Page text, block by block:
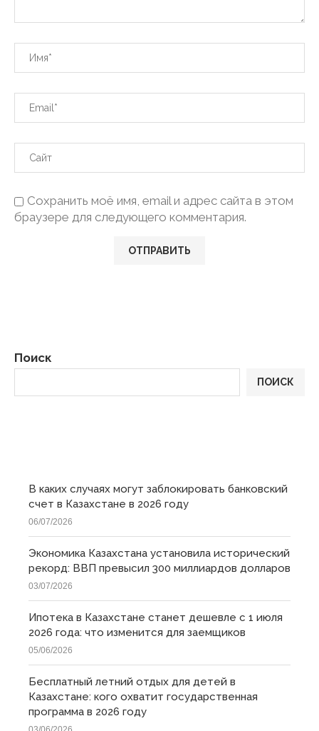
Сохранить моё имя, email и адрес сайта в этом
браузере для следующего комментария.
Поиск
ПОИСК
В каких случаях могут заблокировать банковский
счет в Казахстане в 2026 году
06/07/2026
Экономика Казахстана установила исторический
рекорд: ВВП превысил 300 миллиардов долларов
03/07/2026
Ипотека в Казахстане станет дешевле с 1 июля
2026 года: что изменится для заемщиков
05/06/2026
Бесплатный летний отдых для детей в
Казахстане: кого охватит государственная
программа в 2026 году